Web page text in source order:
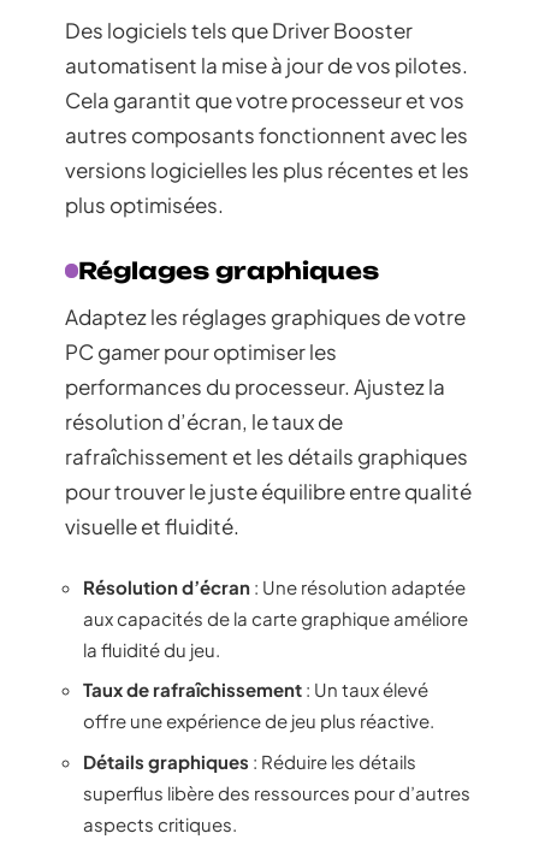
Des logiciels tels que Driver Booster
automatisent la mise à jour de vos pilotes.
Cela garantit que votre processeur et vos
autres composants fonctionnent avec les
versions logicielles les plus récentes et les
plus optimisées.
Réglages graphiques
Adaptez les réglages graphiques de votre
PC gamer pour optimiser les
performances du processeur. Ajustez la
résolution d’écran, le taux de
rafraîchissement et les détails graphiques
pour trouver le juste équilibre entre qualité
visuelle et fluidité.
Résolution d’écran : Une résolution adaptée
aux capacités de la carte graphique améliore
la fluidité du jeu.
Taux de rafraîchissement : Un taux élevé
offre une expérience de jeu plus réactive.
Détails graphiques : Réduire les détails
superflus libère des ressources pour d’autres
aspects critiques.